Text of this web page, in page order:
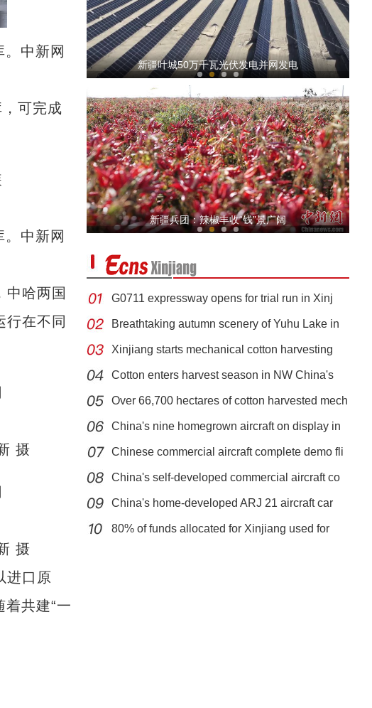
中新网
可完成
中新网
哈两国
行在不同
摄
摄
进口原
共建“一
新疆叶城50万千瓦光伏发电并网发电
新疆本土民营企业办展销会助力电影《上海古
【新疆故事】抖杠杂技演员：即使没结果 我还
新疆兵团：辣椒丰收“钱”景广阔
G0711 expressway opens for trial run in Xinj
Breathtaking autumn scenery of Yuhu Lake in
Xinjiang starts mechanical cotton harvesting
Cotton enters harvest season in NW China's
Over 66,700 hectares of cotton harvested mech
China's nine homegrown aircraft on display in
Chinese commercial aircraft complete demo fli
China's self-developed commercial aircraft co
China's home-developed ARJ 21 aircraft car
80% of funds allocated for Xinjiang used for